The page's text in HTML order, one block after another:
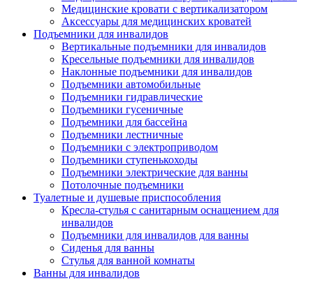
Медицинские кровати с вертикализатором
Аксессуары для медицинских кроватей
Подъемники для инвалидов
Вертикальные подъемники для инвалидов
Кресельные подъемники для инвалидов
Наклонные подъемники для инвалидов
Подъемники автомобильные
Подъемники гидравлические
Подъемники гусеничные
Подъемники для бассейна
Подъемники лестничные
Подъемники с электроприводом
Подъемники ступенькоходы
Подъемники электрические для ванны
Потолочные подъемники
Туалетные и душевые приспособления
Кресла-стулья с санитарным оснащением для
инвалидов
Подъемники для инвалидов для ванны
Сиденья для ванны
Стулья для ванной комнаты
Ванны для инвалидов